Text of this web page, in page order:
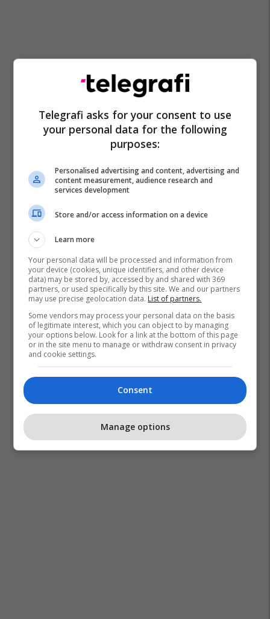
Telegrafi asks for your consent to use
your personal data for the following
purposes:
Personalised advertising and content, advertising and
content measurement, audience research and
services development
Store and/or access information on a device
Learn more
Your personal data will be processed and information from
your device (cookies, unique identifiers, and other device
data) may be stored by, accessed by and shared with 369
partners, or used specifically by this site. We and our partners
may use precise geolocation data. List of partners.
Some vendors may process your personal data on the basis
of legitimate interest, which you can object to by managing
your options below. Look for a link at the bottom of this page
or in the site menu to manage or withdraw consent in privacy
and cookie settings.
Consent
Manage options